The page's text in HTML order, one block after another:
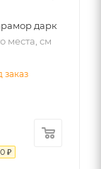
дарк
места, см
заказ
₽